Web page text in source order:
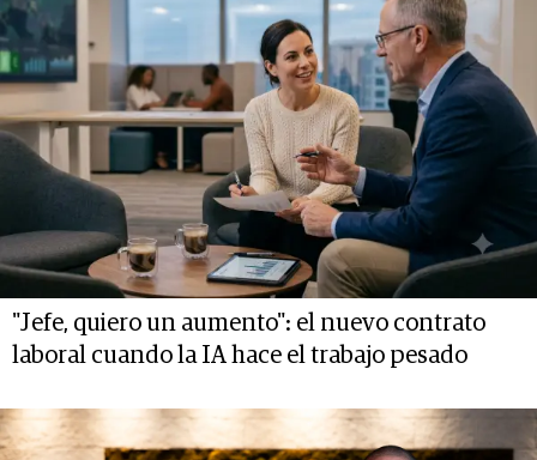
"Jefe, quiero un aumento": el nuevo contrato
laboral cuando la IA hace el trabajo pesado